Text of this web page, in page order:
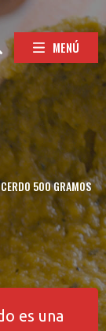
MENÚ
500 GRAMOS
es una